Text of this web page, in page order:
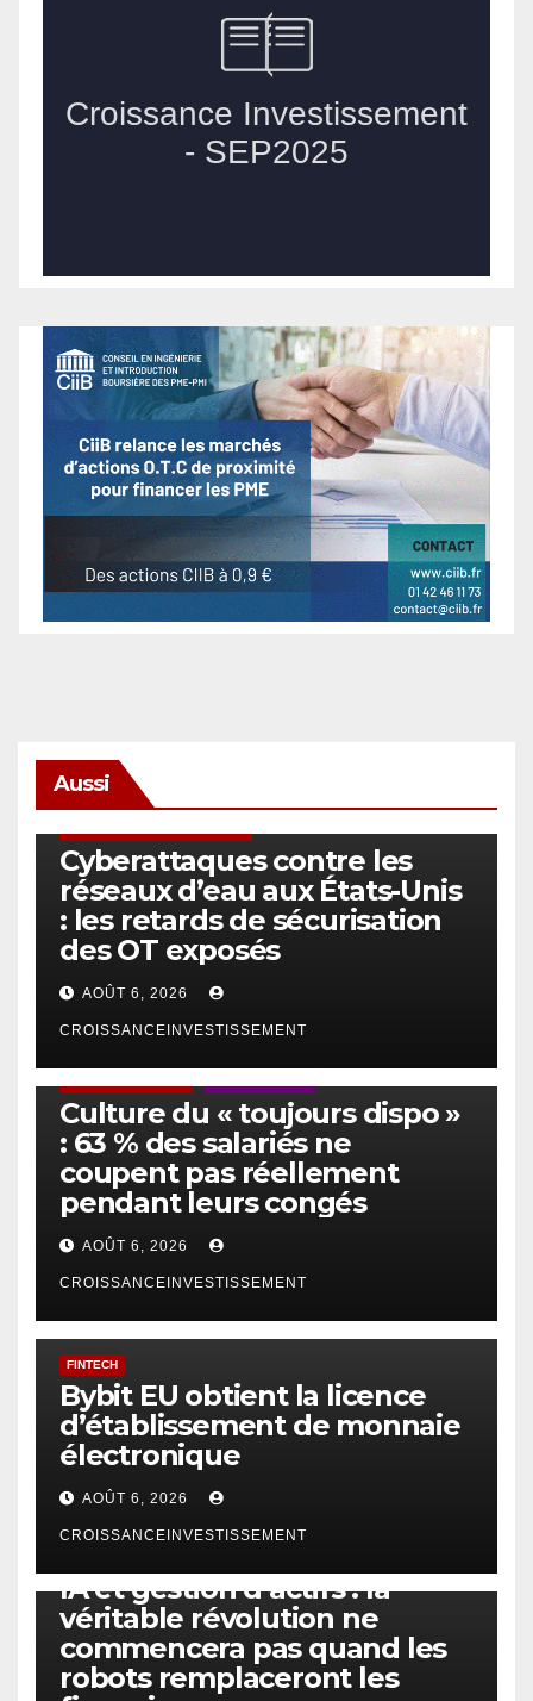
Aussi
Cyberattaques contre les
réseaux d’eau aux États-Unis
: les retards de sécurisation
des OT exposés
AOÛT 6, 2026
CROISSANCEINVESTISSEMENT
Culture du « toujours dispo »
: 63 % des salariés ne
coupent pas réellement
pendant leurs congés
AOÛT 6, 2026
CROISSANCEINVESTISSEMENT
FINTECH
Bybit EU obtient la licence
d’établissement de monnaie
électronique
AOÛT 6, 2026
CROISSANCEINVESTISSEMENT
IA et gestion d’actifs : la
véritable révolution ne
commencera pas quand les
robots remplaceront les